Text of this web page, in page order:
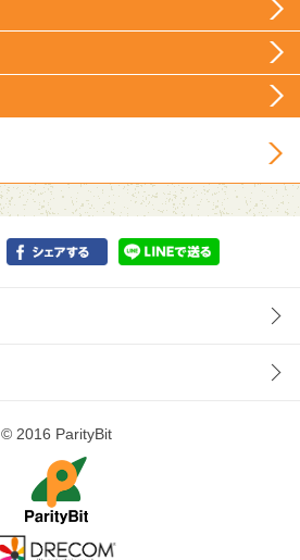
© 2016 ParityBit